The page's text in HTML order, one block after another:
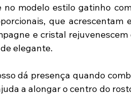
no modelo estilo gatinho
que acrescentam
e cristal
elegante.
dá presença quando
a alongar o centro do